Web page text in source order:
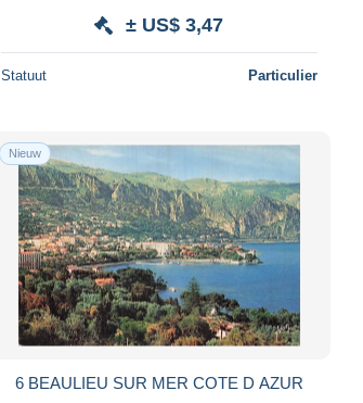
± US$ 3,47
Statuut Particulier
Nieuw
6 BEAULIEU SUR MER COTE D AZUR